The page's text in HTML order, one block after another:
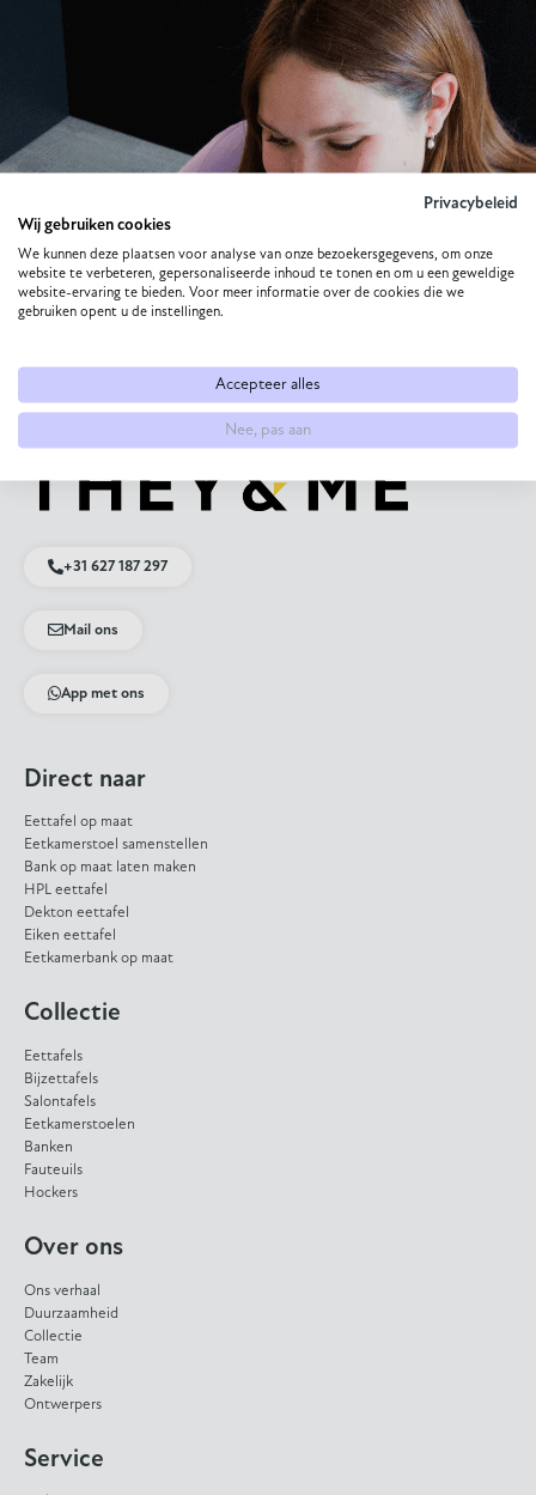
+31 627 187 297
Mail ons
App met ons
Direct naar
Eettafel op maat
Eetkamerstoel samenstellen
Bank op maat laten maken
HPL eettafel
Dekton eettafel
Eiken eettafel
Eetkamerbank op maat
Collectie
Eettafels
Bijzettafels
Salontafels
Eetkamerstoelen
Banken
Fauteuils
Hockers
Over ons
Ons verhaal
Duurzaamheid
Collectie
Team
Zakelijk
Ontwerpers
Service
Privacybeleid
Wij gebruiken cookies
We kunnen deze plaatsen voor analyse van onze bezoekersgegevens, om onze
website te verbeteren, gepersonaliseerde inhoud te tonen en om u een geweldige
website-ervaring te bieden. Voor meer informatie over de cookies die we
gebruiken opent u de instellingen.
Accepteer alles
Nee, pas aan